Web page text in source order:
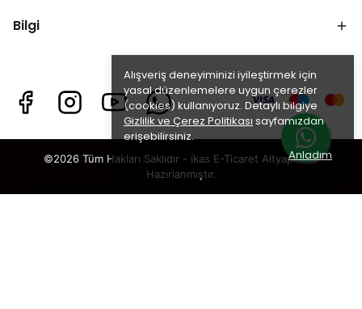
Alışveriş deneyiminizi iyileştirmek için
yasal düzenlemelere uygun çerezler
(cookies) kullanıyoruz. Detaylı bilgiye
Gizlilik ve Çerez Politikası sayfamızdan
erişebilirsiniz.
Anladım
Bilgi
©2026 Tüm Hakları Saklıdır - ikas E-Ticaret Altyapısı ile
Hazırlanmıştır.